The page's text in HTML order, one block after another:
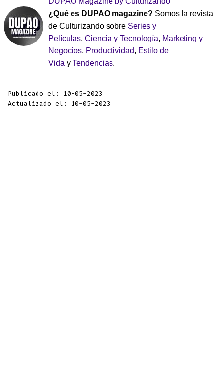
¿Qué es DUPAO magazine? Somos la revista
de Culturizando sobre Series y
Películas, Ciencia y Tecnología, Marketing y
Negocios, Productividad, Estilo de
Vida y Tendencias.
Publicado el: 10-05-2023
Actualizado el: 10-05-2023